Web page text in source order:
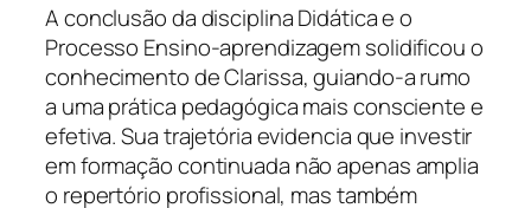
A conclusão da disciplina Didática e o
Processo Ensino-aprendizagem solidificou o
conhecimento de Clarissa, guiando-a rumo
a uma prática pedagógica mais consciente e
efetiva. Sua trajetória evidencia que investir
em formação continuada não apenas amplia
o repertório profissional, mas também